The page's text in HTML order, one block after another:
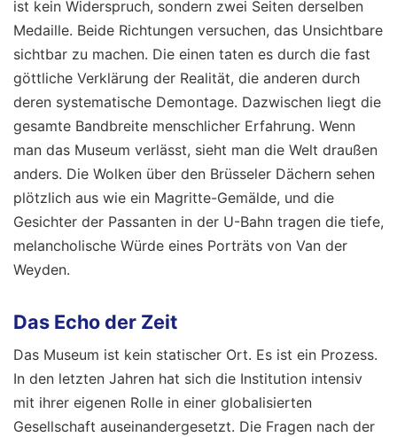
ist kein Widerspruch, sondern zwei Seiten derselben
Medaille. Beide Richtungen versuchen, das Unsichtbare
sichtbar zu machen. Die einen taten es durch die fast
göttliche Verklärung der Realität, die anderen durch
deren systematische Demontage. Dazwischen liegt die
gesamte Bandbreite menschlicher Erfahrung. Wenn
man das Museum verlässt, sieht man die Welt draußen
anders. Die Wolken über den Brüsseler Dächern sehen
plötzlich aus wie ein Magritte-Gemälde, und die
Gesichter der Passanten in der U-Bahn tragen die tiefe,
melancholische Würde eines Porträts von Van der
Weyden.
Das Echo der Zeit
Das Museum ist kein statischer Ort. Es ist ein Prozess.
In den letzten Jahren hat sich die Institution intensiv
mit ihrer eigenen Rolle in einer globalisierten
Gesellschaft auseinandergesetzt. Die Fragen nach der